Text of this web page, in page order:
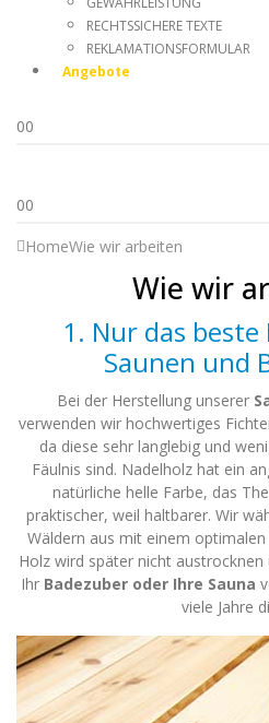
RECHTSSICHERE TEXTE
REKLAMATIONSFORMULAR
Angebote
00
00
HomeWie wir arbeiten
Wie wir
1. Nur das
Saunen und
Bei der Herstellung unserer
verwenden wir hochwertiges
da diese sehr langlebig und
Fäulnis sind. Nadelholz hat ein
natürliche helle Farbe, das
praktischer, weil haltbarer. Wir
Wäldern aus mit einem
Holz wird später nicht
Ihr Badezuber oder Ihre Sauna
viele Jahre